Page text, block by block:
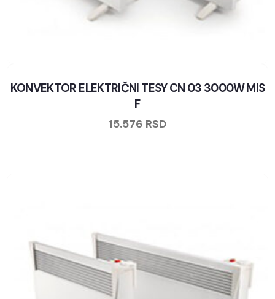
KONVEKTOR ELEKTRIČNI TESY CN 03 3000W MIS
F
15.576 RSD